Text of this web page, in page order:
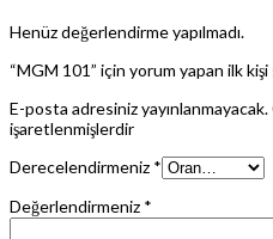
Henüz değerlendirme yapılmadı.
“MGM 101” için yorum yapan ilk kişi
E-posta adresiniz yayınlanmayacak.
işaretlenmişlerdir
Derecelendirmeniz *
Değerlendirmeniz *